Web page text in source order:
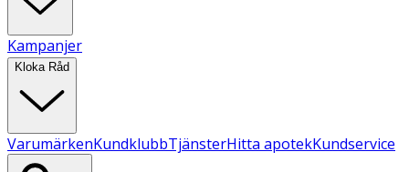
Kampanjer
Kloka Råd
VarumärkenKundklubbTjänsterHitta apotekKundservice